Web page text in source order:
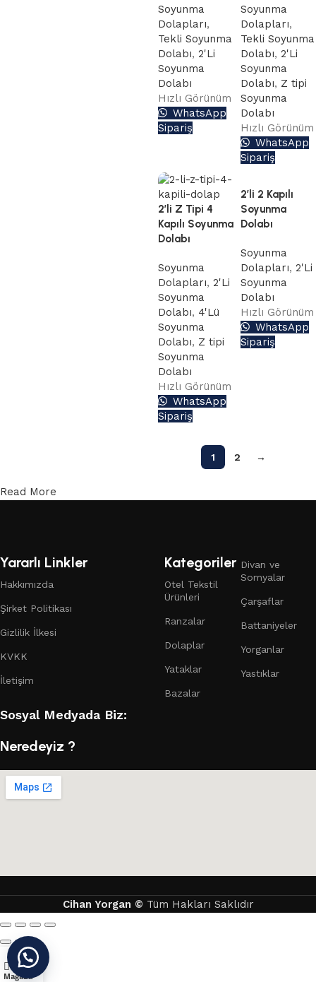
Soyunma
Dolapları,
Tekli Soyunma
Dolabı, 2'Li
Soyunma
Dolabı
Hızlı Görünüm
WhatsApp
Sipariş
Soyunma
Dolapları,
Tekli Soyunma
Dolabı, 2'Li
Soyunma
Dolabı, Z tipi
Soyunma
Dolabı
Hızlı Görünüm
WhatsApp
Sipariş
2’li Z Tipi 4
Kapılı Soyunma
Dolabı
Soyunma
Dolapları, 2'Li
Soyunma
Dolabı, 4'Lü
Soyunma
Dolabı, Z tipi
Soyunma
Dolabı
Hızlı Görünüm
WhatsApp
Sipariş
2’li 2 Kapılı
Soyunma
Dolabı
Soyunma
Dolapları, 2'Li
Soyunma
Dolabı
Hızlı Görünüm
WhatsApp
Sipariş
1 2 →
Read More
Yararlı Linkler
Hakkımızda
Şirket Politikası
Gizlilik İlkesi
KVKK
İletişim
Kategoriler
Otel Tekstil
Ürünleri
Ranzalar
Dolaplar
Yataklar
Bazalar
Divan ve
Somyalar
Çarşaflar
Battaniyeler
Yorganlar
Yastıklar
Sosyal Medyada Biz:
Neredeyiz ?
Cihan Yorgan © Tüm Hakları Saklıdır
Mağaza